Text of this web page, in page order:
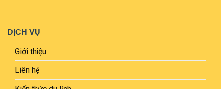
DỊCH VỤ
Giới thiệu
Liên hệ